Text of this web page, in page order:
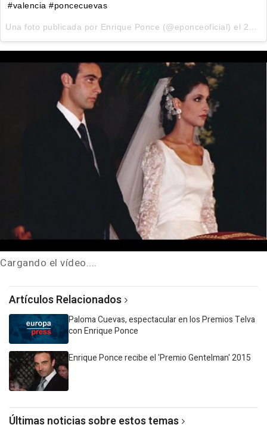
#valencia #poncecuevas
Una foto publicada por Enrique Ponce (@eponceoficial) el 25 de Oct de 2015 a la(s) 11:45 PDT
Cargando el vídeo....
Artículos Relacionados
Paloma Cuevas, espectacular en los Premios Telva
con Enrique Ponce
Enrique Ponce recibe el 'Premio Gentelman' 2015
Últimas noticias sobre estos temas